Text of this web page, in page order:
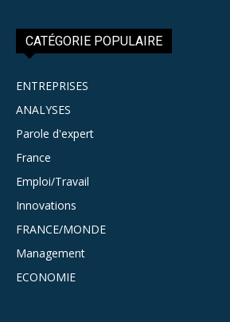
CATÉGORIE POPULAIRE
ENTREPRISES
ANALYSES
Parole d'expert
France
Emploi/Travail
Innovations
FRANCE/MONDE
Management
ECONOMIE